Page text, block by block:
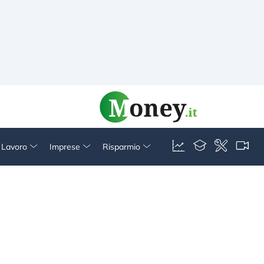
Imprese Risparmio